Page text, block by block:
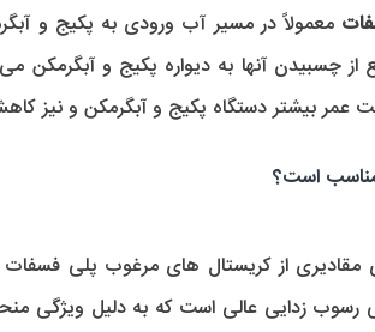
عمر بیشتر دستگاه پکیج و آبگرمکن و نیز
مناسب است؟